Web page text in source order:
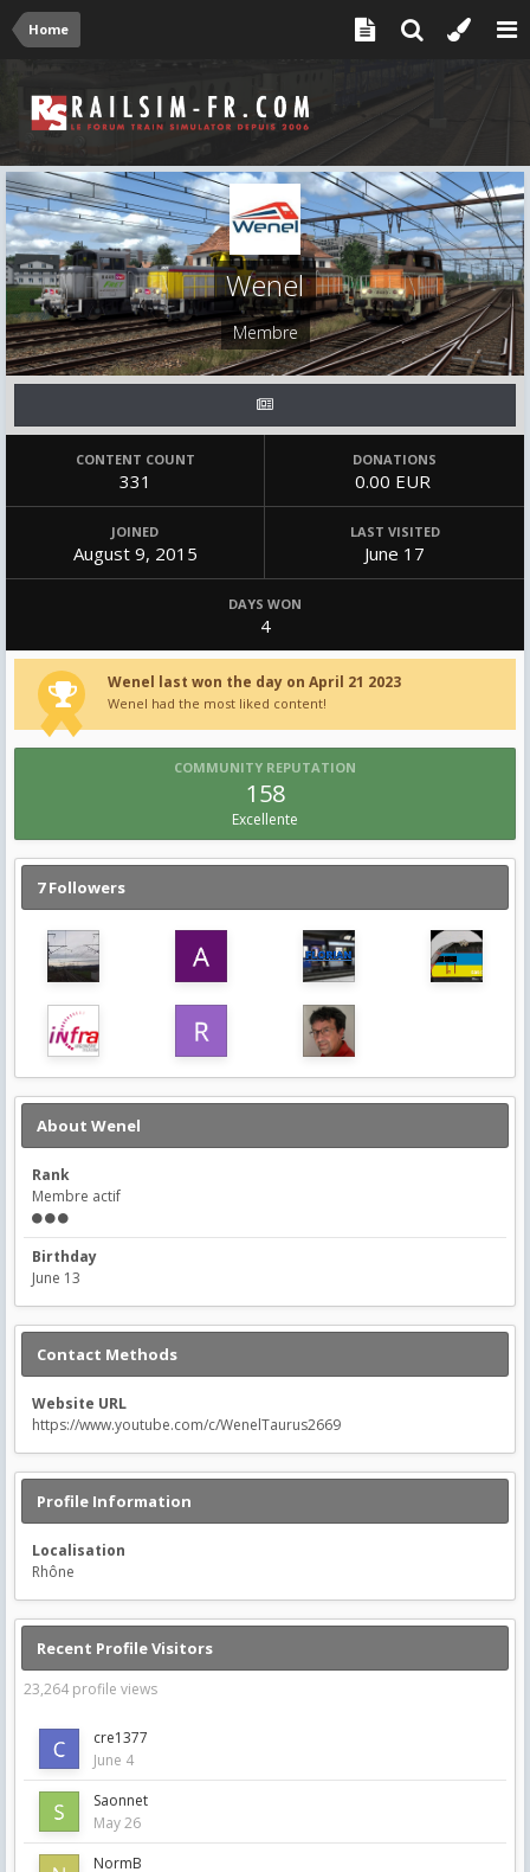
Home
Wenel
Membre
CONTENT COUNT
331
DONATIONS
0.00 EUR
JOINED
August 9, 2015
LAST VISITED
June 17
DAYS WON
4
Wenel last won the day on April 21 2023
Wenel had the most liked content!
COMMUNITY REPUTATION
158
Excellente
7 Followers
About Wenel
Rank
Membre actif
Birthday
June 13
Contact Methods
Website URL
https://www.youtube.com/c/WenelTaurus2669
Profile Information
Localisation
Rhône
Recent Profile Visitors
23,264 profile views
cre1377
June 4
Saonnet
May 26
NormB